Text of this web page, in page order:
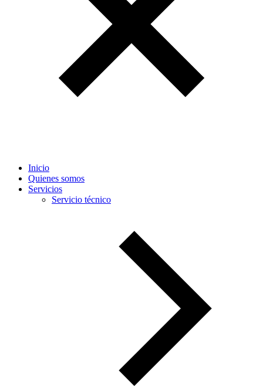
Inicio
Quienes somos
Servicios
Servicio técnico